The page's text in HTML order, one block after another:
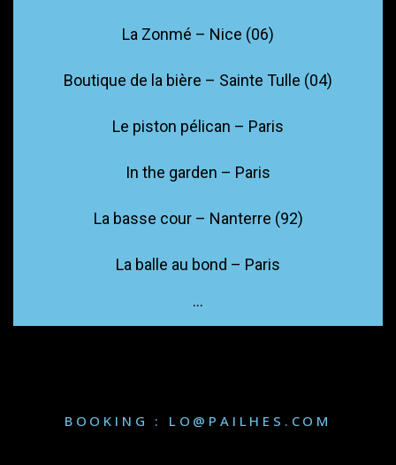
La Zonmé – Nice (06)
Boutique de la bière – Sainte Tulle (04)
Le piston pélican – Paris
In the garden – Paris
La basse cour – Nanterre (92)
La balle au bond – Paris
…
BOOKING : LO@PAILHES.COM